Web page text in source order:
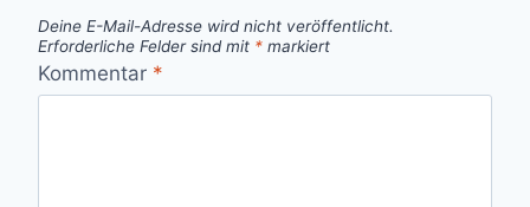
Deine E-Mail-Adresse wird nicht veröffentlicht.
Erforderliche Felder sind mit * markiert
Kommentar *